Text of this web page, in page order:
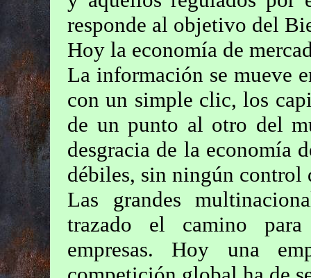
responde al objetivo del
Hoy la economía de
La información se mueve
con un simple clic, los
de un punto al otro del
desgracia de la economía
débiles, sin ningún control
Las grandes
trazado el camino
empresas. Hoy una